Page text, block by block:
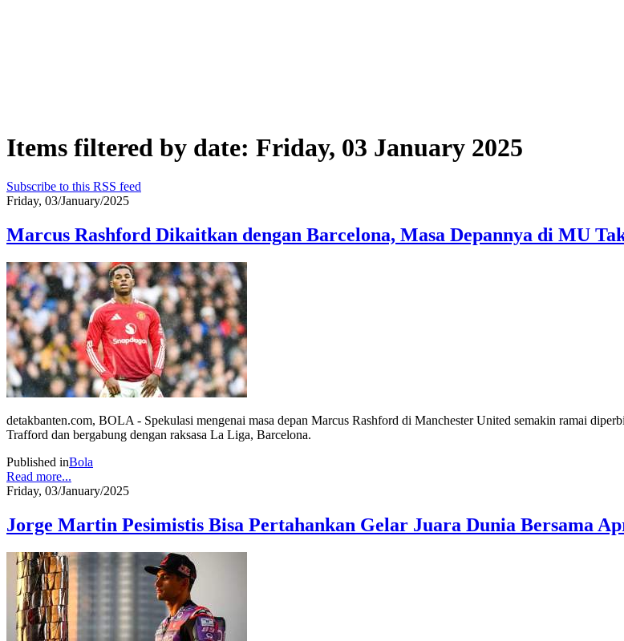
Items filtered by date: Friday, 03 January 2025
Subscribe to this RSS feed
Friday, 03/January/2025
Marcus Rashford Dikaitkan dengan Barcelona, Masa Depannya di MU
detakbanten.com, BOLA - Spekulasi mengenai masa depan Marcus Rashford di Manchester United semakin ramai
Trafford dan bergabung dengan raksasa La Liga, Barcelona.
Published inBola
Read more...
Friday, 03/January/2025
Jorge Martin Pesimistis Bisa Pertahankan Gelar Juara Dunia Bersama